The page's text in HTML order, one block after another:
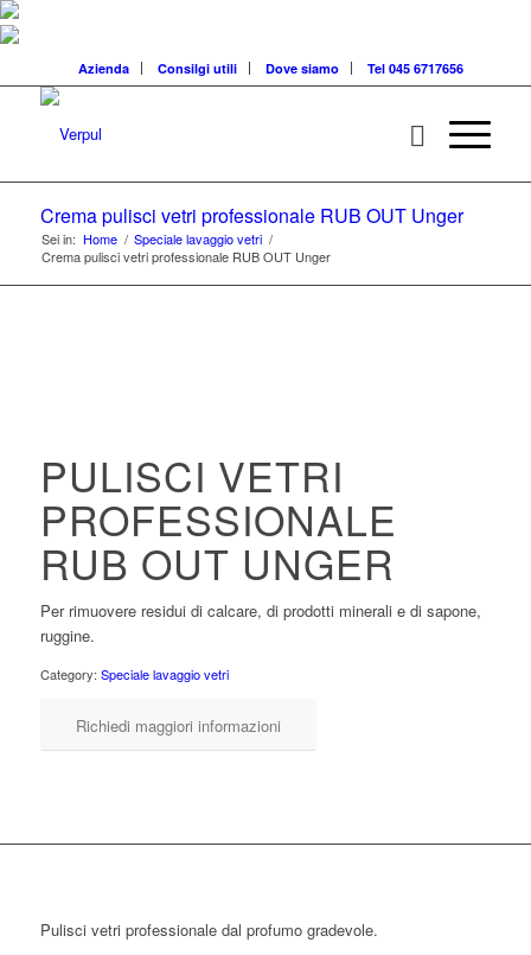
Azienda Consilgi utili Dove siamo Tel 045 6717656
Crema pulisci vetri professionale RUB OUT Unger
Sei in: Home / Speciale lavaggio vetri /
Crema pulisci vetri professionale RUB OUT Unger
PULISCI VETRI
PROFESSIONALE
RUB OUT UNGER
Per rimuovere residui di calcare, di prodotti minerali e di sapone,
ruggine.
Category: Speciale lavaggio vetri
Richiedi maggiori informazioni
Pulisci vetri professionale dal profumo gradevole.